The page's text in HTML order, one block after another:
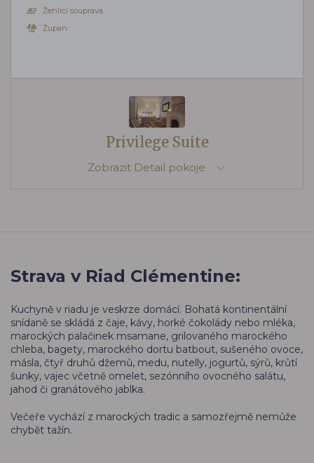
Žehlicí souprava
Župan
Privilege Suite
Zobrazit Detail pokoje
Strava v Riad Clémentine:
Kuchyně v riadu je veskrze domácí. Bohatá kontinentální
snídaně se skládá z čaje, kávy, horké čokolády nebo mléka,
marockých palačinek msamane, grilovaného marockého
chleba, bagety, marockého dortu batbout, sušeného ovoce,
másla, čtyř druhů džemů, medu, nutelly, jogurtů, sýrů, krůtí
šunky, vajec včetně omelet, sezónního ovocného salátu,
jahod či granátového jablka.
Večeře vychází z marockých tradic a samozřejmě nemůže
chybět tažín.